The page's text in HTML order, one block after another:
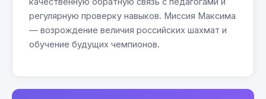
регулярную проверку навыков. Миссия Максима
— возрождение величия российских шахмат и
обучение будущих чемпионов.